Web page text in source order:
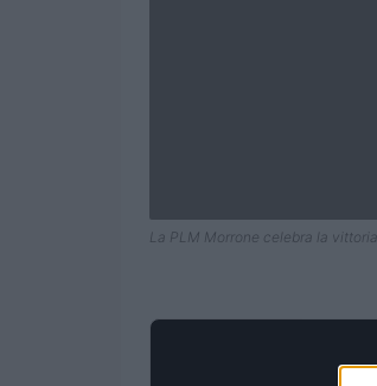
La PLM Morrone celebra la